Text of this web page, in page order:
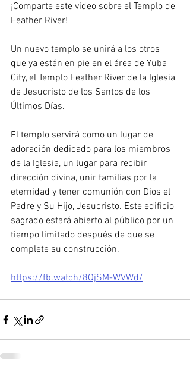
¡Comparte este video sobre el Templo de
Feather River!
Un nuevo templo se unirá a los otros
que ya están en pie en el área de Yuba
City, el Templo Feather River de la Iglesia
de Jesucristo de los Santos de los
Últimos Días.
El templo servirá como un lugar de
adoración dedicado para los miembros
de la Iglesia, un lugar para recibir
dirección divina, unir familias por la
eternidad y tener comunión con Dios el
Padre y Su Hijo, Jesucristo. Este edificio
sagrado estará abierto al público por un
tiempo limitado después de que se
complete su construcción.
https://fb.watch/8QjSM-WVWd/